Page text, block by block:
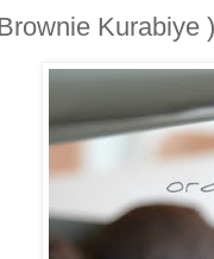
Kurabiye )